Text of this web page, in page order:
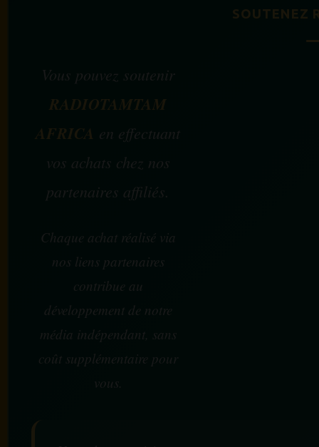
SOUTENEZ
Vous pouvez soutenir
RADIOTAMTAM
AFRICA en effectuant
vos achats chez nos
partenaires affiliés.
Chaque achat réalisé via
nos liens partenaires
contribue au
développement de notre
média indépendant, sans
coût supplémentaire pour
vous.